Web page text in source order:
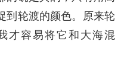
到轮渡的颜色。原来轮
才容易将它和大海混